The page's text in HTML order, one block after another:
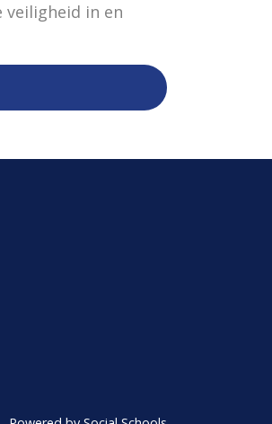
veiligheid in en